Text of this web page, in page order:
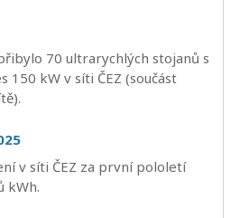
70 ultrarychlých stojanů s
150 kW v síti ČEZ (součást
v síti ČEZ za první pololetí
kWh.